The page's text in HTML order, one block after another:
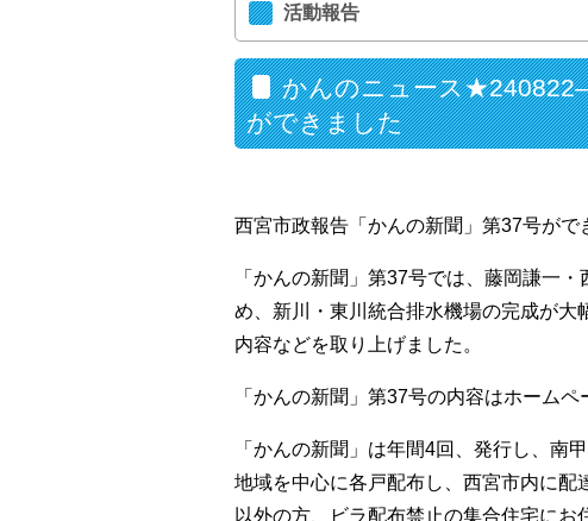
活動報告
かんのニュース
ができました
西宮市政報告「かんの新聞」第37号がで
「かんの新聞」第37号では、藤岡謙一
め、新川・東川統合排水機場の完成が大
内容などを取り上げました。
「かんの新聞」第37号の内容はホーム
「かんの新聞」は年間4回、発行し、南
地域を中心に各戸配布し、西宮市内に
以外の方、ビラ配布禁止の集合住宅に